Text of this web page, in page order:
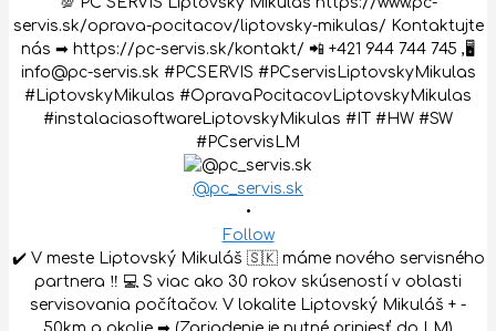
@pc_servis.sk
•
Follow
✔️ V meste Liptovský Mikuláš 🇸🇰 máme nového servisného
partnera ‼️ 💻 S viac ako 30 rokov skúseností v oblasti
servisovania počítačov. V lokalite Liptovský Mikuláš + -